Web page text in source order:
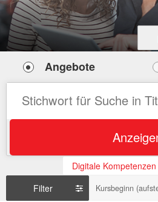
Angebote
Digitale Kompetenzen
Filter
Kursbeginn